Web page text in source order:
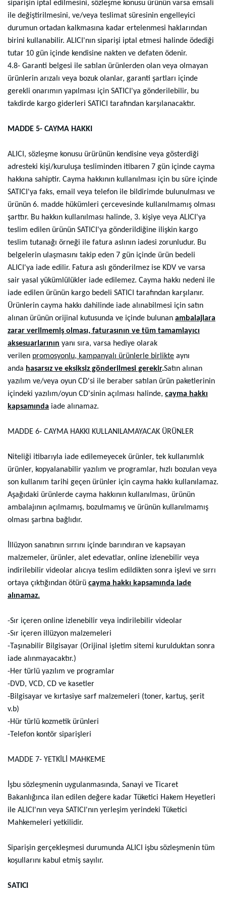
siparişin iptal edilmesini, sözleşme konusu ürünün varsa emsali
ile değiştirilmesini, ve/veya teslimat süresinin engelleyici
durumun ortadan kalkmasına kadar ertelenmesi haklarından
birini kullanabilir. ALICI'nın siparişi iptal etmesi halinde ödediği
tutar 10 gün içinde kendisine nakten ve defaten ödenir.
4.8- Garanti belgesi ile satılan ürünlerden olan veya olmayan
ürünlerin arızalı veya bozuk olanlar, garanti şartları içinde
gerekli onarımın yapılması için SATICI'ya gönderilebilir, bu
takdirde kargo giderleri SATICI tarafından karşılanacaktır.
MADDE 5- CAYMA HAKKI
ALICI, sözleşme konusu ürürünün kendisine veya gösterdiği
adresteki kişi/kuruluşa tesliminden itibaren 7 gün içinde cayma
hakkına sahiptir. Cayma hakkının kullanılması için bu süre içinde
SATICI'ya faks, email veya telefon ile bildirimde bulunulması ve
ürünün 6. madde hükümleri çercevesinde kullanılmamış olması
şarttır. Bu hakkın kullanılması halinde, 3. kişiye veya ALICI'ya
teslim edilen ürünün SATICI'ya gönderildiğine ilişkin kargo
teslim tutanağı örneği ile fatura aslının iadesi zorunludur. Bu
belgelerin ulaşmasını takip eden 7 gün içinde ürün bedeli
ALICI'ya iade edilir. Fatura aslı gönderilmez ise KDV ve varsa
sair yasal yükümlülükler iade edilemez. Cayma hakkı nedeni ile
iade edilen ürünün kargo bedeli SATICI tarafından karşılanır.
Ürünlerin cayma hakkı dahilinde iade alınabilmesi için satın
alınan ürünün orijinal kutusunda ve içinde bulunan ambalajlara
zarar verilmemiş olması, faturasının ve tüm tamamlayıcı
aksesuarlarının yanı sıra, varsa hediye olarak
verilen promosyonlu, kampanyalı ürünlerle birlikte aynı
anda hasarsız ve eksiksiz gönderilmesi gerekir.Satın alınan
yazılım ve/veya oyun CD'si ile beraber satılan ürün paketlerinin
içindeki yazılım/oyun CD'sinin açılması halinde, cayma hakkı
kapsamında iade alınamaz.
MADDE 6- CAYMA HAKKI KULLANILAMAYACAK ÜRÜNLER
Niteliği itibarıyla iade edilemeyecek ürünler, tek kullanımlık
ürünler, kopyalanabilir yazılım ve programlar, hızlı bozulan veya
son kullanım tarihi geçen ürünler için cayma hakkı kullanılamaz.
Aşağıdaki ürünlerde cayma hakkının kullanılması, ürünün
ambalajının açılmamış, bozulmamış ve ürünün kullanılmamış
olması şartına bağlıdır.
İllüzyon sanatının sırrını içinde barındıran ve kapsayan
malzemeler, ürünler, alet edevatlar, online izlenebilir veya
indirilebilir videolar alıcıya teslim edildikten sonra işlevi ve sırrı
ortaya çıktığından ötürü cayma hakkı kapsamında iade
alınamaz.
-Sır içeren online izlenebilir veya indirilebilir videolar
-Sır içeren illüzyon malzemeleri
-Taşınabilir Bilgisayar (Orijinal işletim sitemi kurulduktan sonra
iade alınmayacaktır.)
-Her türlü yazılım ve programlar
-DVD, VCD, CD ve kasetler
-Bilgisayar ve kırtasiye sarf malzemeleri (toner, kartuş, şerit
v.b)
-Hür türlü kozmetik ürünleri
-Telefon kontör siparişleri
MADDE 7- YETKİLİ MAHKEME
İşbu sözleşmenin uygulanmasında, Sanayi ve Ticaret
Bakanlığınca ilan edilen değere kadar Tüketici Hakem Heyetleri
ile ALICI'nın veya SATICI'nın yerleşim yerindeki Tüketici
Mahkemeleri yetkilidir.
Siparişin gerçekleşmesi durumunda ALICI işbu sözleşmenin tüm
koşullarını kabul etmiş sayılır.
SATICI